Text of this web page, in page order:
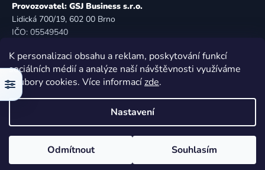
K personalizaci obsahu a reklam, poskytování funkcí
sociálních médií a analýze naší návštěvnosti využíváme
soubory cookies. Více informacízde.
Nastavení
Odmítnout Souhlasím
Provozovatel: GSJ Business s.r.o.
Lidická 700/19, 602 00 Brno
IČO: 05549540
E-mail:info@founarna.cz
Telefon: 721 485 258
© Founárna. Všechna práva vyhrazena.
Vytvořil Shoptet
Copyright 2026Founárna
. Všechna práva vyhrazena.
Upravit nastavení cookies
Filtr